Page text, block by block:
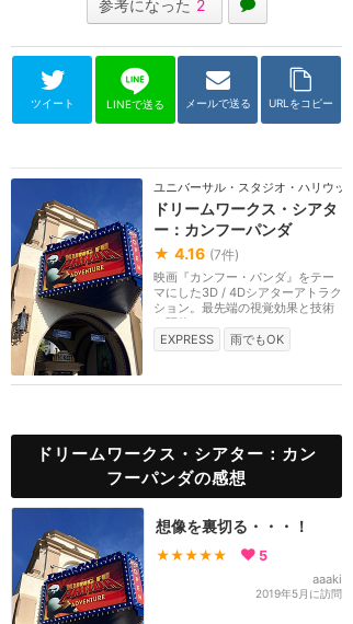
参考になった 2
ツイート LINEで送る メールで送る URLをコピー
ユニバーサル・スタジオ・ハリウッド
ドリームワークス・シアタ
ー：カンフーパンダ
★ 4.16 (7件)
映画『カンフー・パンダ』をテー
マにした3D / 4Dシアターアトラク
ション。最先端の視覚効果と技術
を駆使したシアタ...
EXPRESS
雨でもOK
ドリームワークス・シアター：カン
フーパンダの感想
想像を裏切る・・・！
★★★★★ 5
aaaki
2019年5月に訪問